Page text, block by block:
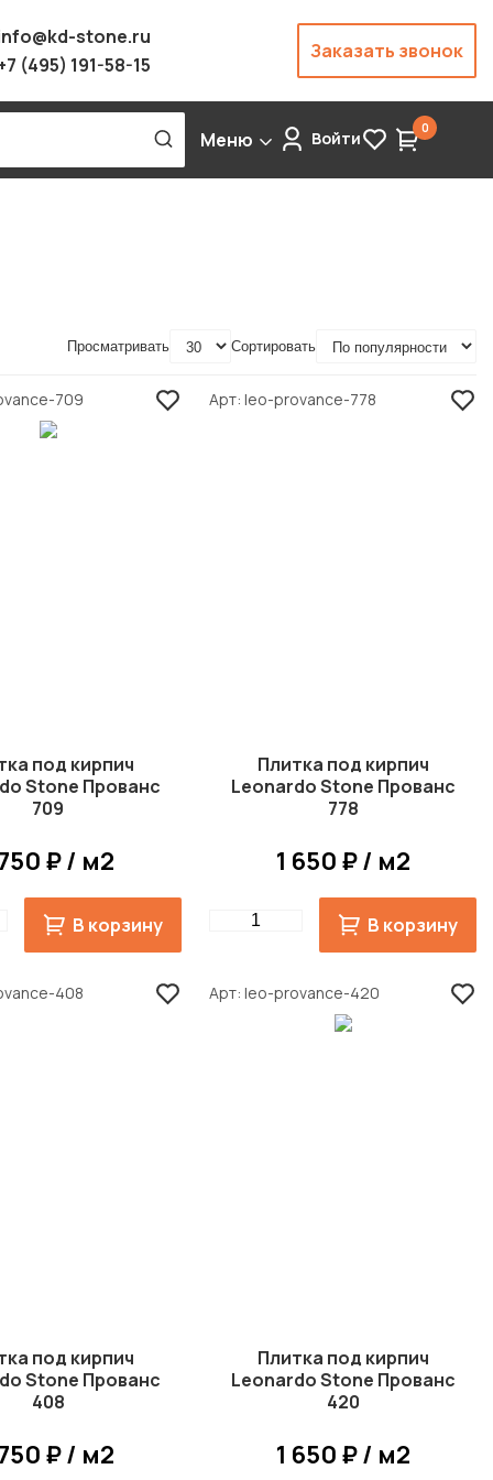
stone.ru
(495) 191-58-15
Заказать звонок
Меню Войти 0
Просматривать Сортировать
709
под кирпич
Stone Прованс
709
₽ / м2
В корзину
Арт leo-provance-778
Плитка под кирпич
Leonardo Stone Прованс
778
1 650 ₽ / м2
Quantity В корзину
408
под кирпич
Stone Прованс
408
₽ / м2
Арт leo-provance-420
Плитка под кирпич
Leonardo Stone Прованс
420
1 650 ₽ / м2